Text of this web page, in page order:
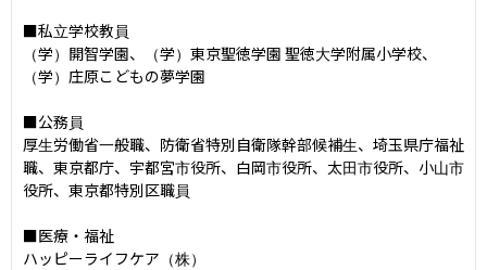
■私立学校教員
（学）開智学園、（学）東京聖徳学園 聖徳大学附属小学校、
（学）庄原こどもの夢学園
■公務員
厚生労働省一般職、防衛省特別自衛隊幹部候補生、埼玉県庁福祉
職、東京都庁、宇都宮市役所、白岡市役所、太田市役所、小山市
役所、東京都特別区職員
■医療・福祉
ハッピーライフケア（株）